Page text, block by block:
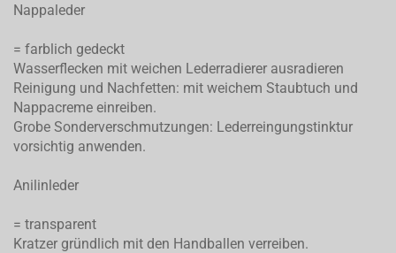
Nappaleder
= farblich gedeckt
Wasserflecken mit weichen Lederradierer ausradieren
Reinigung und Nachfetten: mit weichem Staubtuch und
Nappacreme einreiben.
Grobe Sonderverschmutzungen: Lederreingungstinktur
vorsichtig anwenden.
Anilinleder
= transparent
Kratzer gründlich mit den Handballen verreiben.